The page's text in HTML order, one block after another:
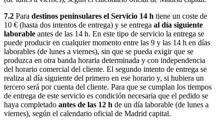
7.2 Para destinos peninsulares el Servicio 14 h tiene un coste de
10 € (hasta dos intentos de entrega) y se entrega al día siguiente
laborable antes de las 14 h. En este tipo de servicio la entrega se
puede producir en cualquier momento entre las 9 y las 14 h en días
laborables (de lunes a viernes), sin que se pueda exigir que se
produzca en otra banda horaria determinada y con independencia
del horario comercial del cliente. El segundo intento de entrega se
realiza al día siguiente del primero en ese horario y, si hubiera un
tercero será por cuenta del cliente. Para que se cumplan los tiempos
de entrega de este servicio es condición necesaria que el pedido se
haya completado antes de las 12 h de un día laborable (de lunes a
viernes), según el calendario oficial de Madrid capital.